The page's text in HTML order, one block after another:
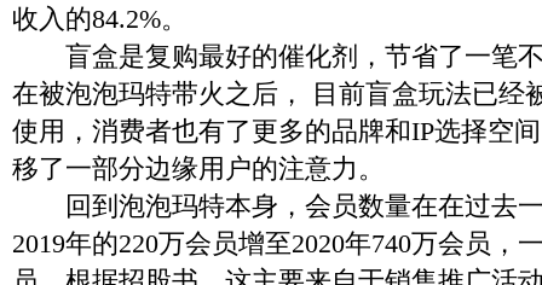
收入的84.2%。
盲盒是复购最好的催化剂，节省了一笔
在被泡泡玛特带火之后， 目前盲盒玩法已经
使用，消费者也有了更多的品牌和IP选择空
移了一部分边缘用户的注意力。
回到泡泡玛特本身，会员数量在在过去
2019年的220万会员增至2020年740万会员，